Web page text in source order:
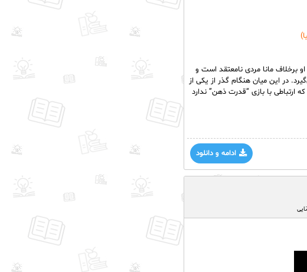
او برخلاف مانا مردی نامعتقد است و
در این میان هنگام گذر از یکی از
با بازی “قدرت ذهن” ندارد
ادامه و دانلود